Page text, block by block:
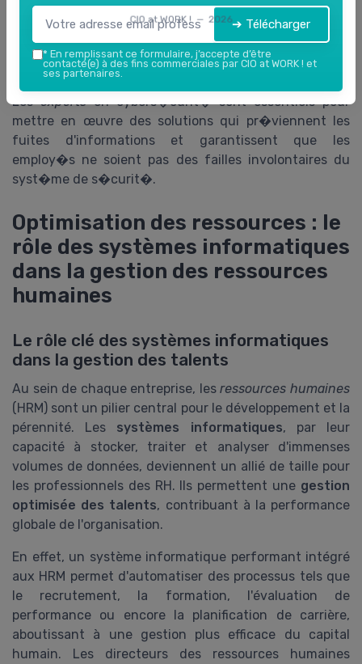
la l�g�re. La mise en place de protocoles de
s�curit� au sein dusyst�me informatique
primordiale pour garantir la confidentialit� des
�changes et prot�ger lesdonn�es de l'entreprise.
Lesexpertsen cybers�curit� sont essentiels pour
mettre en œuvre des solutions qui pr�viennent les
fuites d'informations et garantissent que les
employ�s ne soient pas des failles involontaires du
syst�me de s�curit�.
Optimisation des ressources : le
rôle des systèmes informatiques
dans la gestion des ressources
humaines
Le rôle clé des systèmes informatiques
dans la gestion des talents
Au sein de chaque entreprise, lesressources humaines
(HRM) sont un pilier central pour le développement et la
pérennité. Les systèmes informatiques, par leur
capacité à stocker, traiter et analyser d'immenses
volumes de données, deviennent un allié de taille pour
les professionnels des RH. Ils permettent une gestion
optimisée des talents, contribuant à la performance
globale de l'organisation.
En effet, un système informatique performant intégré
aux HRM permet d'automatiser des processus tels que
le recrutement, la formation, l'évaluation de
performance ou encore la planification de carrière,
aboutissant à une gestion plus efficace du capital
humain. Les directeurs des ressources humaines
CIO at WORK ! — 2026➔ Télécharger
* En remplissant ce formulaire, j’accepte d’être
contacté(e) à des fins commerciales par CIO at WORK ! et
ses partenaires.